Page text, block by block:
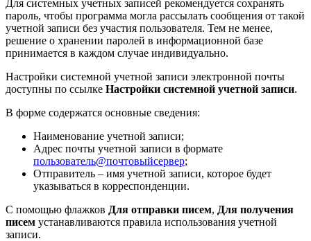
Для системных учетных записей рекомендуется сохранять
пароль, чтобы программа могла рассылать сообщения от такой
учетной записи без участия пользователя. Тем не менее,
решение о хранении паролей в информационной базе
принимается в каждом случае индивидуально.
Настройки системной учетной записи электронной почты
доступны по ссылке Настройки системной учетной записи.
В форме содержатся основные сведения:
Наименование учетной записи;
Адрес почты учетной записи в формате
пользователь@почтовыйсервер;
Отправитель – имя учетной записи, которое будет
указываться в корреспонденции.
С помощью флажков Для отправки писем, Для получения
писем устанавливаются правила использования учетной
запиcи.